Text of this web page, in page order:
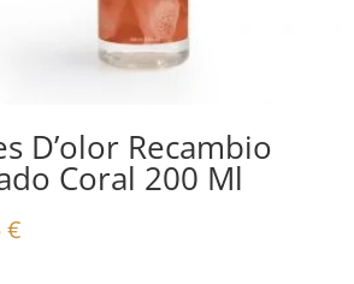
D’olor Recambio
Coral 200 Ml
€